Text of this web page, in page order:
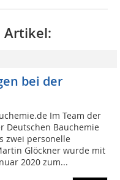
Artikel:
bei der
Im Team der
Deutschen Bauchemie
zwei personelle
Glöckner wurde mit
2020 zum...